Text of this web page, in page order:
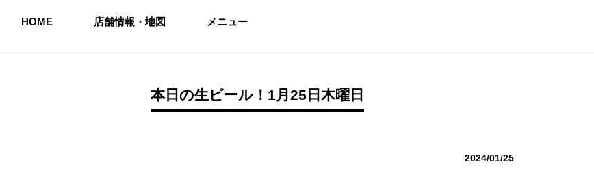
HOME 店舗情報・地図 メニュー
本日の生ビール！1月25日木曜日
2024/01/25